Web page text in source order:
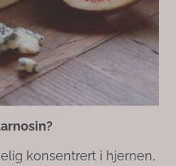
konsentrert i hjernen,